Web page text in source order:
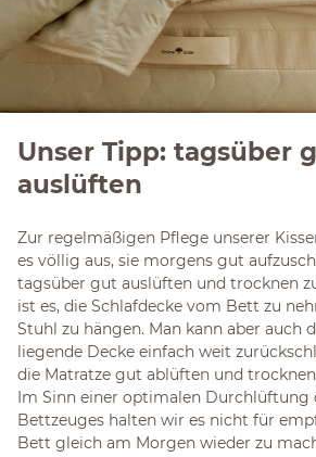
Unser Tipp: tagsüber
auslüften
Zur regelmäßigen Pflege unserer
es völlig aus, sie morgens gut
tagsüber gut auslüften und trocknen
ist es, die Schlafdecke vom Bett zu
Stuhl zu hängen. Man kann aber auch
liegende Decke einfach weit
die Matratze gut ablüften und
Im Sinn einer optimalen Durchlüftung
Bettzeuges halten wir es nicht für
Bett gleich am Morgen wieder zu